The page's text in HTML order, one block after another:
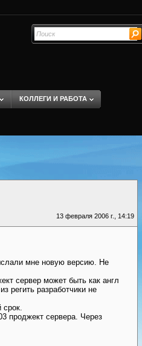
КОЛЛЕГИ И РАБОТА
13 февраля 2006 г., 14:19
мне новую версию. Не
сервер может быть как англ
регить разработчики не
проджект сервера. Через